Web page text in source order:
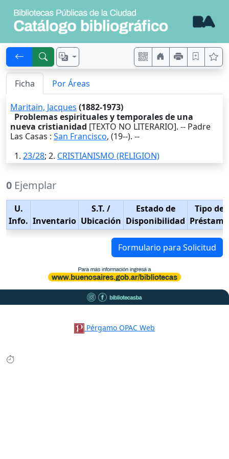
Ficha Por Áreas
Maritain, Jacques (1882-1973)
Problemas espirituales y temporales de una
nueva cristianidad [TEXTO NO LITERARIO]. -- Padre
Las Casas : San Francisco, (19--). --
1. 23/28; 2. CRISTIANISMO (RELIGION)
0 Ejemplar
U.
Info. Inventario
S.T. /
Ubicación
Estado de
Disponibilidad
Tipo de
Préstamo
Formulario para Solicitud
Pérgamo OPAC Web